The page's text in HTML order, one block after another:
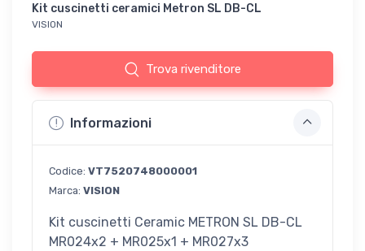
Kit cuscinetti ceramici Metron SL DB-CL
VISION
Trova rivenditore
Informazioni
Codice: VT7520748000001
Marca: VISION
Kit cuscinetti Ceramic METRON SL DB-CL
MR024x2 + MR025x1 + MR027x3